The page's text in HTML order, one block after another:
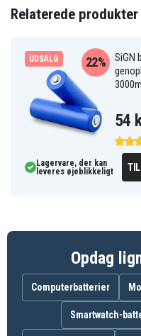
Batteriet er
Harman/kardon
Relaterede produkter
UDSALG
SiGN
22%
54
Lagervare, der kan
leveres øjeblikkeligt
Opdag
Computerbatterier
Smartwatch-